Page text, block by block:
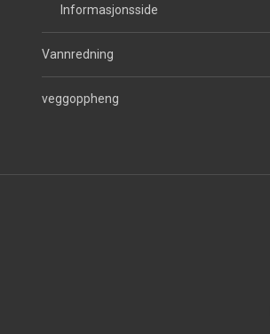
Informasjonsside
Vannredning
veggoppheng